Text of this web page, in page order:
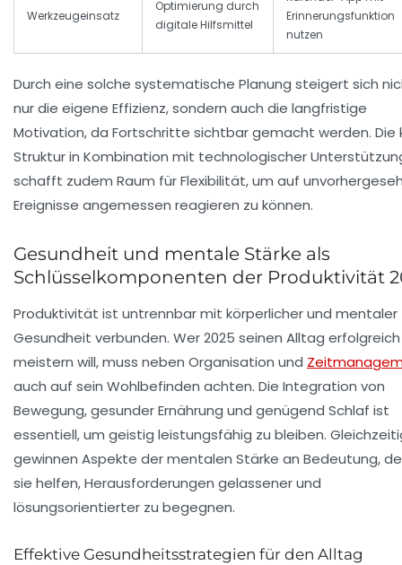
Werkzeugeinsatz
Optimierung durch
digitale Hilfsmittel
Erinnerungsfunktion
nutzen
Durch eine solche systematische Planung steigert sich
nur die eigene Effizienz, sondern auch die langfristige
Motivation, da Fortschritte sichtbar gemacht werden. Die
Struktur in Kombination mit technologischer
schafft zudem Raum für Flexibilität, um auf
Ereignisse angemessen reagieren zu können.
Gesundheit und mentale Stärke als
Schlüsselkomponenten der Produktivität
Produktivität ist untrennbar mit körperlicher und mentaler
Gesundheit verbunden. Wer 2025 seinen Alltag erfolgreich
meistern will, muss neben Organisation und
auch auf sein Wohlbefinden achten. Die Integration von
Bewegung, gesunder Ernährung und genügend Schlaf ist
essentiell, um geistig leistungsfähig zu bleiben.
gewinnen Aspekte der mentalen Stärke an Bedeutung,
sie helfen, Herausforderungen gelassener und
lösungsorientierter zu begegnen.
Effektive Gesundheitsstrategien für den Alltag